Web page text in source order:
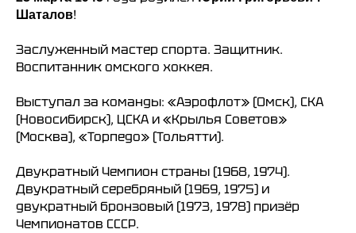
Шаталов!
Заслуженный мастер спорта. Защитник.
Воспитанник омского хоккея.
Выступал за команды: «Аэрофлот» (Омск), СКА
(Новосибирск), ЦСКА и «Крылья Советов»
(Москва), «Торпедо» (Тольятти).
Двукратный Чемпион страны (1968, 1974).
Двукратный серебряный (1969, 1975) и
двукратный бронзовый (1973, 1978) призёр
Чемпионатов СССР.